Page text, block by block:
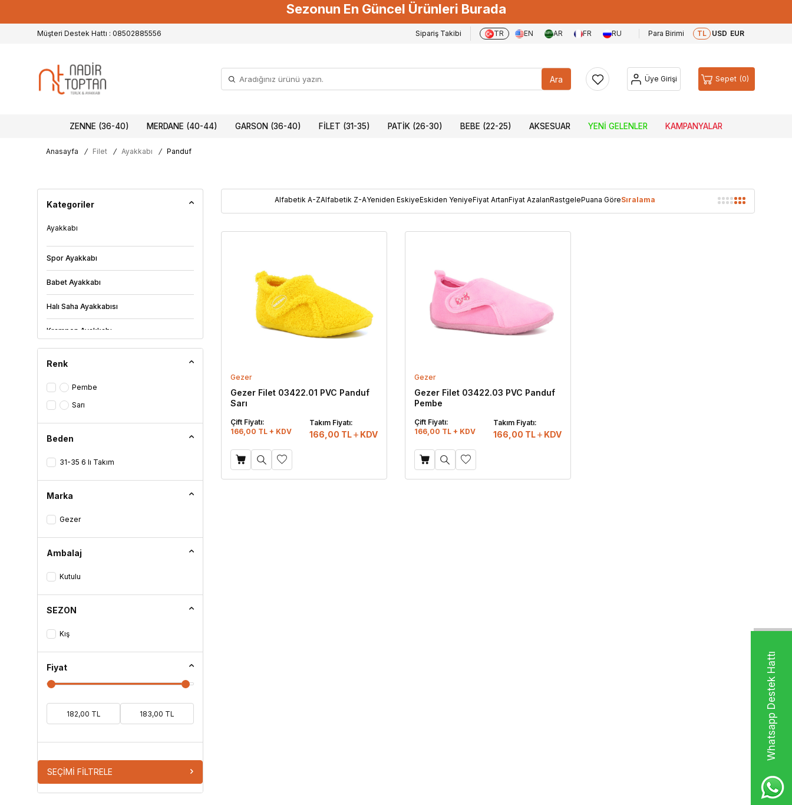
Whatsapp Destek Hattı
Sezonun En Güncel Ürünleri Burada
Müşteri Destek Hattı : 08502885556 Sipariş Takibi TR EN AR FR RU Para Birimi TL USD EUR
Ara Üye Girişi Sepet 0
ZENNE (36-40) MERDANE (40-44) GARSON (36-40) FILET (31-35) PATIK (26-30) BEBE (22-25) AKSESUAR YENI GELENLER KAMPANYALAR
Anasayfa / Filet / Ayakkabı / Panduf
Kategoriler
Ayakkabı
Spor Ayakkabı
Babet Ayakkabı
Halı Saha Ayakkabısı
Krampon Ayakkabı
Keten Ayakkabı
Panduf
Bot
Çizme
Espadril
Renk
Pembe
Sarı
Beden
31-35 6 lı Takım
Marka
Gezer
Ambalaj
Kutulu
SEZON
Kış
Fiyat
SEÇIMI FILTRELE
Alfabetik A-ZAlfabetik Z-AYeniden EskiyeEskiden YeniyeFiyat ArtanFiyat AzalanRastgelePuana GöreSıralama
Gezer
Gezer Filet 03422.01 PVC Panduf
Sarı
Çift Fiyatı:
166,00 TL + KDV
Takım Fiyatı:
166,00 TL KDV
Gezer
Gezer Filet 03422.03 PVC Panduf
Pembe
Çift Fiyatı:
166,00 TL + KDV
Takım Fiyatı:
166,00 TL KDV